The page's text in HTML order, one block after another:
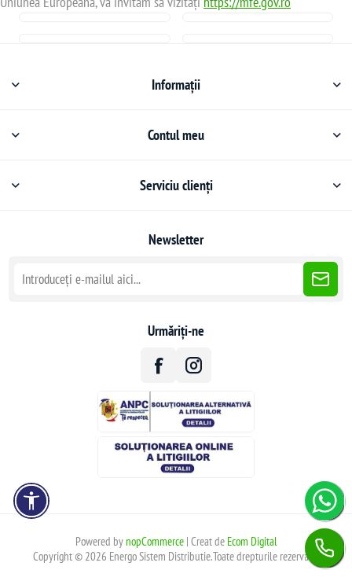
Informații
Contul meu
Serviciu clienți
Newsletter
Urmăriți-ne
Powered bynopCommerce| Creat de Ecom Digital
Copyright © 2026 Energo Sistem Distributie.Toate drepturile rezervate.